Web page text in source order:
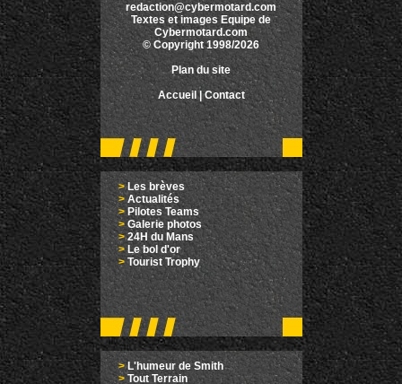
redaction@cybermotard.com
Textes et images Equipe de
Cybermotard.com
© Copyright 1998/2026
Plan du site
Accueil |Contact
>Les brèves
> Actualités
> Pilotes Teams
>Galerie photos
>24H du Mans
>Le bol d'or
> Tourist Trophy
>L'humeur de Smith
> Tout Terrain